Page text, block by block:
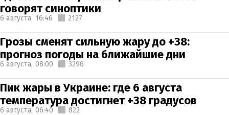
говорят синоптики
6 августа, 16:46 2127
Грозы сменят сильную жару до +38:
прогноз погоды на ближайшие дни
6 августа, 08:00 3296
Пик жары в Украине: где 6 августа
температура достигнет +38 градусов
6 августа, 06:40 822